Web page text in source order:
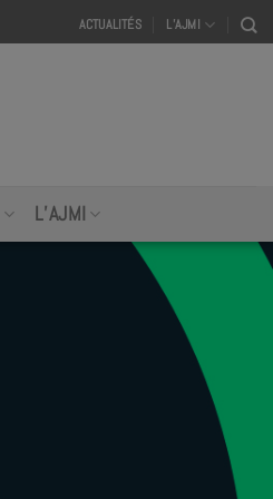
ACTUALITÉS L’AJMI
L’AJMI